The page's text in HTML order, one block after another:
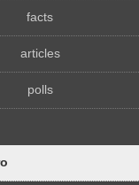
facts
articles
polls